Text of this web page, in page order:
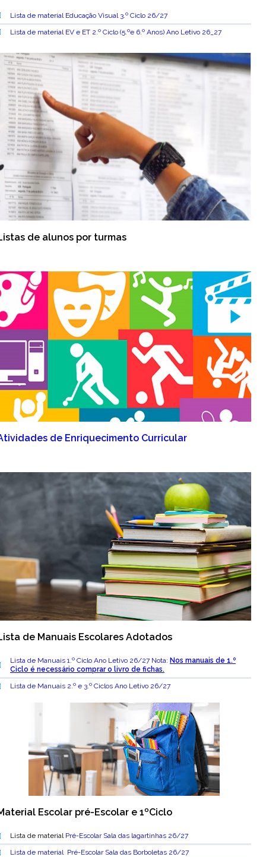
Lista de material Educação Visual 3.º Ciclo 26/27
Lista de material EV e ET 2.º Ciclo (5.ºe 6.º Anos) Ano Letivo 26_27
de alunos por turmas
de Enriquecimento Curricular
de Manuais Escolares Adotados
Lista de Manuais 1.º Ciclo Ano Letivo 26/27 Nota: Nos manuais de 1.º
Ciclo é necessário comprar o livro de fichas.
Lista de Manuais 2.º e 3.º Ciclos Ano Letivo 26/27
Escolar pré-Escolar e 1ºCiclo
Lista de material Pré-Escolar Sala das lagartinhas 26/27
Lista de material Pré-Escolar Sala das Borboletas 26/27